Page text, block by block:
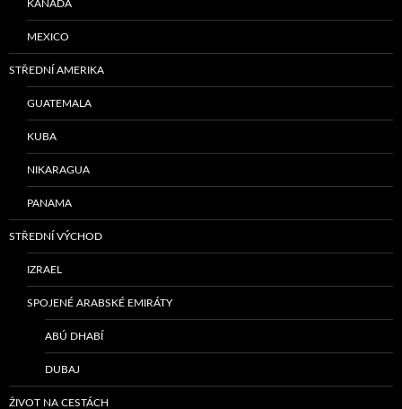
KANADA
MEXICO
STŘEDNÍ AMERIKA
GUATEMALA
KUBA
NIKARAGUA
PANAMA
STŘEDNÍ VÝCHOD
IZRAEL
SPOJENÉ ARABSKÉ EMIRÁTY
ABÚ DHABÍ
DUBAJ
ŽIVOT NA CESTÁCH